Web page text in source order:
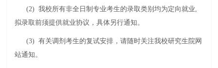
(2) 我校所有非全日制专业考生的录取类别均为定向就业,
拟录取前须提供就业协议，具体另行通知。
(3) 有关调剂考生的复试安排，请随时关注我校研究生院网
站通知。